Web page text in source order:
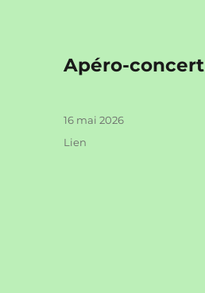
Apéro-
Publié
le
16 mai 2026
Format
Lien